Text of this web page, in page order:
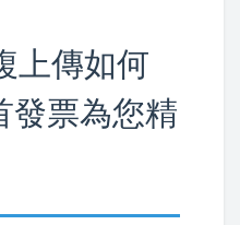
上傳如何
發票為您精